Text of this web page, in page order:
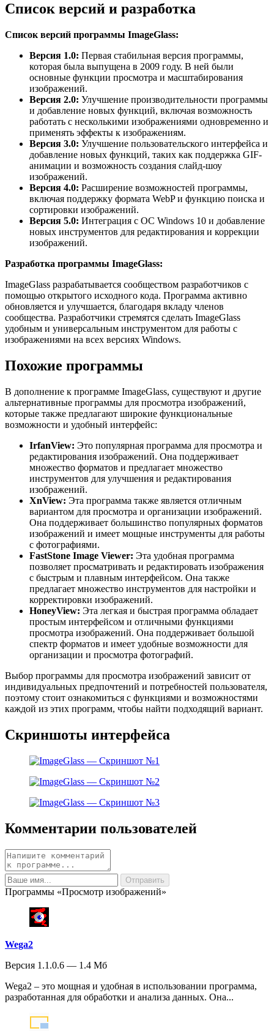
Список версий и разработка
Список версий программы ImageGlass:
Версия 1.0: Первая стабильная версия программы,
которая была выпущена в 2009 году. В ней были
основные функции просмотра и масштабирования
изображений.
Версия 2.0: Улучшение производительности программы
и добавление новых функций, включая возможность
работать с несколькими изображениями одновременно и
применять эффекты к изображениям.
Версия 3.0: Улучшение пользовательского интерфейса и
добавление новых функций, таких как поддержка GIF-
анимации и возможность создания слайд-шоу
изображений.
Версия 4.0: Расширение возможностей программы,
включая поддержку формата WebP и функцию поиска и
сортировки изображений.
Версия 5.0: Интеграция с ОС Windows 10 и добавление
новых инструментов для редактирования и коррекции
изображений.
Разработка программы ImageGlass:
ImageGlass разрабатывается сообществом разработчиков с
помощью открытого исходного кода. Программа активно
обновляется и улучшается, благодаря вкладу членов
сообщества. Разработчики стремятся сделать ImageGlass
удобным и универсальным инструментом для работы с
изображениями на всех версиях Windows.
Похожие программы
В дополнение к программе ImageGlass, существуют и другие
альтернативные программы для просмотра изображений,
которые также предлагают широкие функциональные
возможности и удобный интерфейс:
IrfanView: Это популярная программа для просмотра и
редактирования изображений. Она поддерживает
множество форматов и предлагает множество
инструментов для улучшения и редактирования
изображений.
XnView: Эта программа также является отличным
вариантом для просмотра и организации изображений.
Она поддерживает большинство популярных форматов
изображений и имеет мощные инструменты для работы
с фотографиями.
FastStone Image Viewer: Эта удобная программа
позволяет просматривать и редактировать изображения
с быстрым и плавным интерфейсом. Она также
предлагает множество инструментов для настройки и
корректировки изображений.
HoneyView: Эта легкая и быстрая программа обладает
простым интерфейсом и отличными функциями
просмотра изображений. Она поддерживает большой
спектр форматов и имеет удобные возможности для
организации и просмотра фотографий.
Выбор программы для просмотра изображений зависит от
индивидуальных предпочтений и потребностей пользователя,
поэтому стоит ознакомиться с функциями и возможностями
каждой из этих программ, чтобы найти подходящий вариант.
Скриншоты интерфейса
Комментарии пользователей
Программы «Просмотр изображений»
Wega2
Версия 1.1.0.6 — 1.4 Мб
Wega2 – это мощная и удобная в использовании программа,
разработанная для обработки и анализа данных. Она...